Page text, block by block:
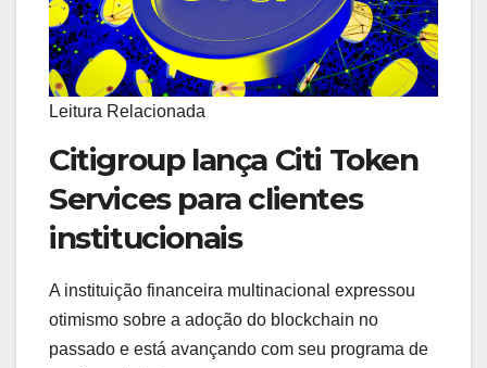
Leitura Relacionada
Citigroup lança Citi Token
Services para clientes
institucionais
A instituição financeira multinacional expressou
otimismo sobre a adoção do blockchain no
passado e está avançando com seu programa de